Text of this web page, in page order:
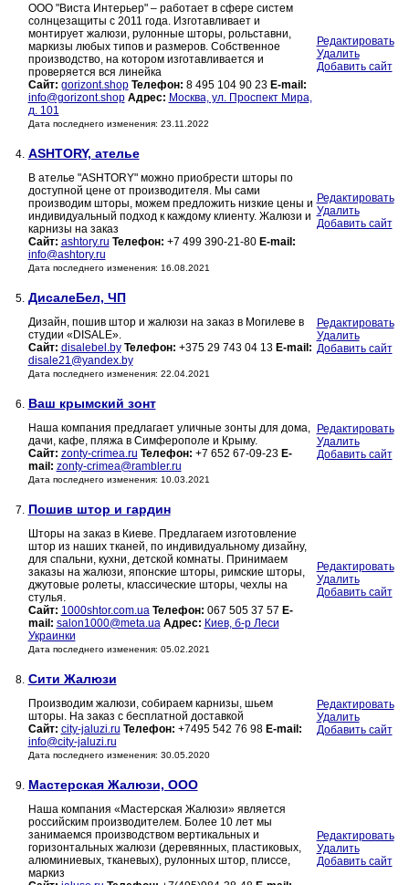
ООО "Виста Интерьер" – работает в сфере систем
солнцезащиты с 2011 года. Изготавливает и
монтирует жалюзи, рулонные шторы, рольставни,
маркизы любых типов и размеров. Собственное
производство, на котором изготавливается и
проверяется вся линейка
Сайт: gorizont.shop Телефон: 8 495 104 90 23 E-mail:
info@gorizont.shop Адрес: Москва, ул. Проспект Мира,
д. 101
Дата последнего изменения: 23.11.2022
Редактировать
Удалить
Добавить сайт
4. ASHTORY, ателье
В ателье "ASHTORY" можно приобрести шторы по
доступной цене от производителя. Мы сами
производим шторы, можем предложить низкие цены и
индивидуальный подход к каждому клиенту. Жалюзи и
карнизы на заказ
Сайт: ashtory.ru Телефон: +7 499 390-21-80 E-mail:
info@ashtory.ru
Дата последнего изменения: 16.08.2021
Редактировать
Удалить
Добавить сайт
5. ДисалеБел, ЧП
Дизайн, пошив штор и жалюзи на заказ в Могилеве в
студии «DISALE».
Сайт: disalebel.by Телефон: +375 29 743 04 13 E-mail:
disale21@yandex.by
Дата последнего изменения: 22.04.2021
Редактировать
Удалить
Добавить сайт
6. Ваш крымский зонт
Наша компания предлагает уличные зонты для дома,
дачи, кафе, пляжа в Симферополе и Крыму.
Сайт: zonty-crimea.ru Телефон: +7 652 67-09-23 E-
mail: zonty-crimea@rambler.ru
Дата последнего изменения: 10.03.2021
Редактировать
Удалить
Добавить сайт
7. Пошив штор и гардин
Шторы на заказ в Киеве. Предлагаем изготовление
штор из наших тканей, по индивидуальному дизайну,
для спальни, кухни, детской комнаты. Принимаем
заказы на жалюзи, японские шторы, римские шторы,
джутовые ролеты, классические шторы, чехлы на
стулья.
Сайт: 1000shtor.com.ua Телефон: 067 505 37 57 E-
mail: salon1000@meta.ua Адрес: Киев, б-р Леси
Украинки
Дата последнего изменения: 05.02.2021
Редактировать
Удалить
Добавить сайт
8. Сити Жалюзи
Производим жалюзи, собираем карнизы, шьем
шторы. На заказ с бесплатной доставкой
Сайт: city-jaluzi.ru Телефон: +7495 542 76 98 E-mail:
info@city-jaluzi.ru
Дата последнего изменения: 30.05.2020
Редактировать
Удалить
Добавить сайт
9. Мастерская Жалюзи, ООО
Наша компания «Мастерская Жалюзи» является
российским производителем. Более 10 лет мы
занимаемся производством вертикальных и
горизонтальных жалюзи (деревянных, пластиковых,
алюминиевых, тканевых), рулонных штор, плиссе,
маркиз
Редактировать
Удалить
Добавить сайт